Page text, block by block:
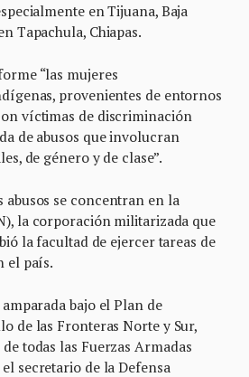
en Tijuana, Baja
Tapachula, Chiapas.
“las mujeres
provenientes de entornos
víctimas de discriminación
de abusos que involucran
de género y de clase”.
abusos se concentran en la
la corporación militarizada que
la facultad de ejercer tareas de
el país.
bajo el Plan de
de las Fronteras Norte y Sur,
todas las Fuerzas Armadas
secretario de la Defensa